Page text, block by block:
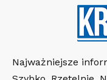
Najważniejsze